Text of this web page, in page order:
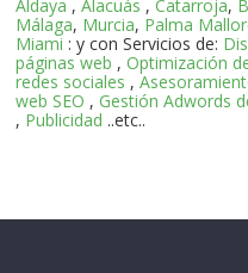
Aldaya ,Alacuás ,Catarroja,
Málaga, Murcia, Palma
Miami : y con Servicios de:
páginas web ,Optimización
redes sociales ,
web SEO , Gestión Adwords
, Publicidad ..etc..